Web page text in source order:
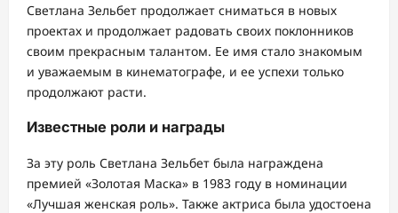
Светлана Зельбет продолжает сниматься в новых
проектах и продолжает радовать своих поклонников
своим прекрасным талантом. Ее имя стало знакомым
и уважаемым в кинематографе, и ее успехи только
продолжают расти.
Известные роли и награды
За эту роль Светлана Зельбет была награждена
премией «Золотая Маска» в 1983 году в номинации
«Лучшая женская роль». Также актриса была удостоена